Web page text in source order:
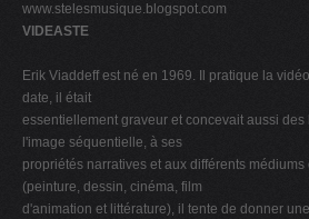
www.stelesmusique.blogspot.com
VIDEASTE
Erik Viaddeff est né en 1969. Il pratique la
date, il était
essentiellement graveur et concevait aussi
l'image séquentielle, à ses
propriétés narratives et aux différents
(peinture, dessin, cinéma, film
d'animation et littérature), il tente de donner